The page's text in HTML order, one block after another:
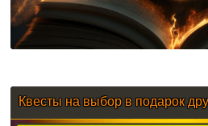
Квесты на выбор в подарок